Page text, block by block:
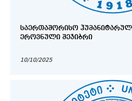
ᲡᲐᲔᲠᲗᲐᲨᲝᲠᲘᲡᲝ
ᲔᲠᲝᲕᲜᲣᲚᲘ ᲨᲔᲯᲘᲑᲠᲘ
10/10/2025